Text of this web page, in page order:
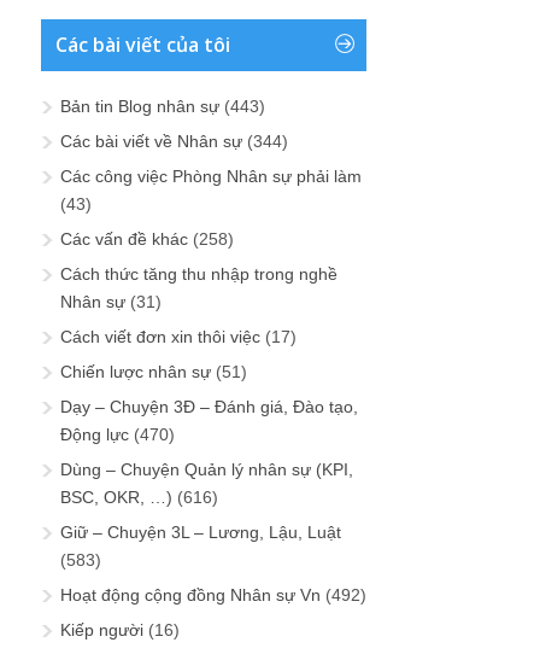
Các bài viết của tôi
Bản tin Blog nhân sự (443)
Các bài viết về Nhân sự (344)
Các công việc Phòng Nhân sự phải làm
(43)
Các vấn đề khác (258)
Cách thức tăng thu nhập trong nghề
Nhân sự (31)
Cách viết đơn xin thôi việc (17)
Chiến lược nhân sự (51)
Dạy – Chuyện 3Đ – Đánh giá, Đào tạo,
Động lực (470)
Dùng – Chuyện Quản lý nhân sự (KPI,
BSC, OKR, …) (616)
Giữ – Chuyện 3L – Lương, Lậu, Luật
(583)
Hoạt động cộng đồng Nhân sự Vn (492)
Kiếp người (16)